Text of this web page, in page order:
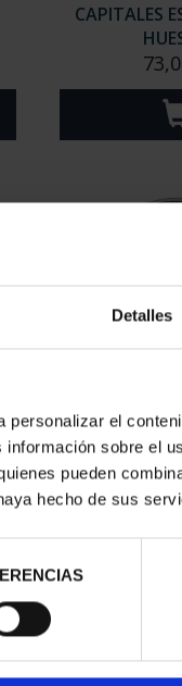
Detalles
personalizar el
sobre el
pueden
hecho de sus
CAPITALES